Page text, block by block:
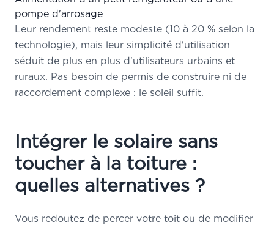
pompe d'arrosage
Leur rendement reste modeste (10 à 20 % selon la
technologie), mais leur simplicité d'utilisation
séduit de plus en plus d'utilisateurs urbains et
ruraux. Pas besoin de permis de construire ni de
raccordement complexe : le soleil suffit.
Intégrer le solaire sans
toucher à la toiture :
quelles alternatives ?
Vous redoutez de percer votre toit ou de modifier